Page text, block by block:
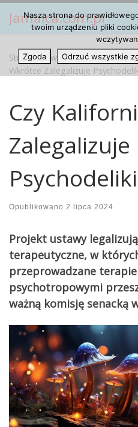
Przejdź do treści
Jamaica.com.pl
Strona główna » Wiadomości ze
Wkrótce Zalegalizuje
Czy
Zalegalizuje
Opublikowano 2 lipca 2024
Projekt ustawy
terapeutyczne, w
przeprowadzane
psychotropowymi
ważną komisję senacką
Nasza strona do
twoim urządzeniu pliki
Zgoda
Odrzuć wszystkie